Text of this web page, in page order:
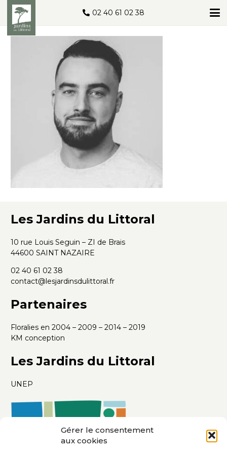
Gérer le consentement
aux cookies
02 40 61 02 38
Les Jardins du Littoral
10 rue Louis Seguin – ZI de Brais
44600 SAINT NAZAIRE
02 40 61 02 38
contact@lesjardinsdulittoral.fr
Partenaires
Floralies en 2004 – 2009 – 2014 – 2019
KM conception
Les Jardins du Littoral
UNEP